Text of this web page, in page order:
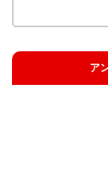
ア